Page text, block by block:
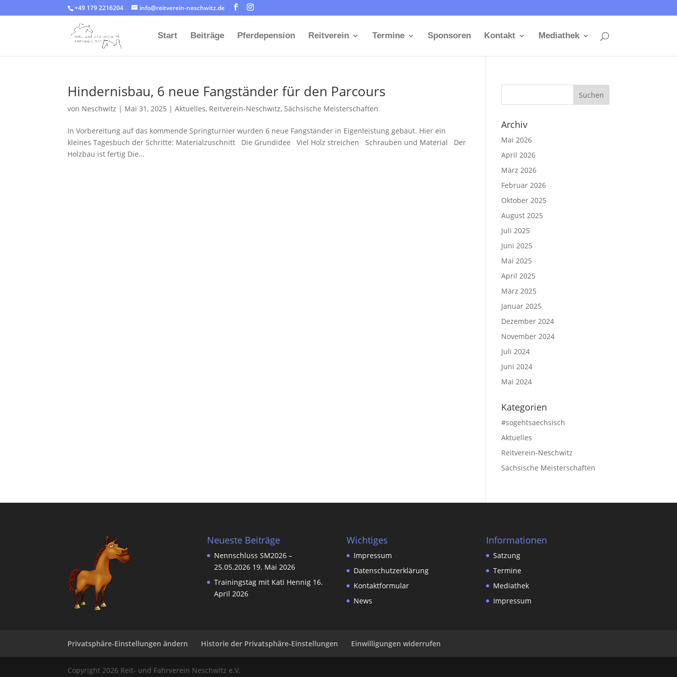
+49 179 2216204‬ info@reitverein-neschwitz.de
Start Beiträge Pferdepension Reitverein Termine Sponsoren Kontakt Mediathek
Hindernisbau, 6 neue Fangständer für den Parcours
von Neschwitz | Mai 31, 2025 |Aktuelles, Reitverein-Neschwitz,Sächsische Meisterschaften
In Vorbereitung auf das kommende Springturnier wurden 6 neue Fangständer in Eigenleistung gebaut. Hier ein
kleines Tagesbuch der Schritte: Materialzuschnitt Die Grundidee Viel Holz streichen Schrauben und Material Der
Holzbau ist fertig Die...
Archiv
Mai 2026
April 2026
März 2026
Februar 2026
Oktober 2025
August 2025
Juli 2025
Juni 2025
Mai 2025
April 2025
März 2025
Januar 2025
Dezember 2024
November 2024
Juli 2024
Juni 2024
Mai 2024
Kategorien
#sogehtsaechsisch
Aktuelles
Reitverein-Neschwitz
Sächsische Meisterschaften
Neueste Beiträge
Nennschluss SM2026 –
25.05.2026 19. Mai 2026
Trainingstag mit Kati Hennig 16.
April 2026
Wichtiges
Impressum
Datenschutzerklärung
Kontaktformular
News
Informationen
Satzung
Termine
Mediathek
Impressum
Privatsphäre-Einstellungen ändern Historie der Privatsphäre-Einstellungen Einwilligungen widerrufen
Copyright 2026 Reit- und Fahrverein Neschwitz e.V.